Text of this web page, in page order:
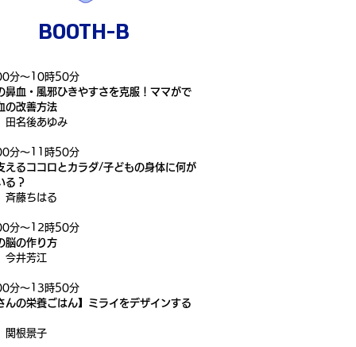
BOOTH-​B
分～10時50分
鼻血・風邪ひきやすさを克服！ママがで
の改善方法
田名後あゆみ
分～11時50分
えるココロとカラダ/子どもの身体に何が
る？
斉藤ちはる
分～12時50分
脳の作り方
今井芳江
分～13時50分
んの栄養ごはん】ミライをデザインする
関根景子